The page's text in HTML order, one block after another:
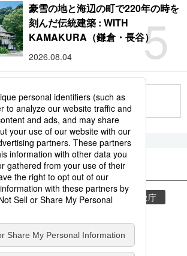
5
豪雪の地と海辺の町で220年の時を
刻んだ伝統建築 : WITH
KAMAKURA（鎌倉・長谷）
2026.08.04
もっと見る
ード
観光 気象・災害
気象庁